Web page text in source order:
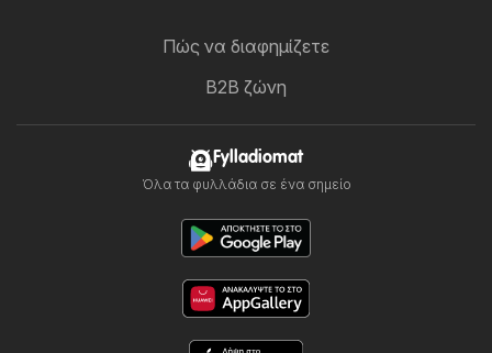
Πώς να διαφημίζετε
B2B ζώνη
Fylladiomat
Όλα τα φυλλάδια σε ένα σημείο